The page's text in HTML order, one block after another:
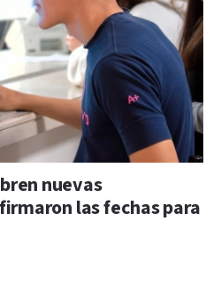
nuevas
las fechas para